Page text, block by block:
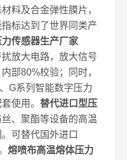
料及合金弹性膜片，
标达到了世界同类产
传感器生产厂家
放大电路，放大信号
部80%校验；同时，
G系列智能数字压力
使用。替代进口型压
、聚酯等设备的高温
可替代国外进口
熔喷布高温熔体压力